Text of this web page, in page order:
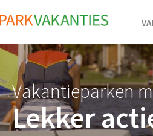
Vakantieparken
Lekker